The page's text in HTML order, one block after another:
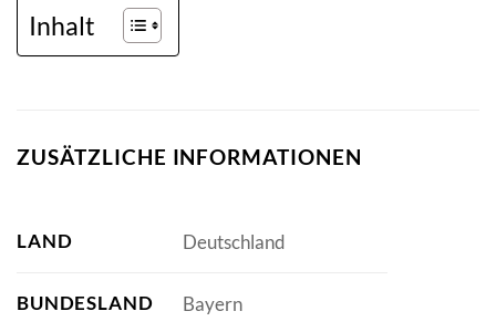
Inhalt
ZUSÄTZLICHE INFORMATIONEN
LAND Deutschland
BUNDESLAND Bayern